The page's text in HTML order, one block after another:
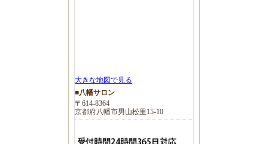
大きな地図で見る
■八幡サロン
〒614-8364
京都府八幡市男山松里15-10